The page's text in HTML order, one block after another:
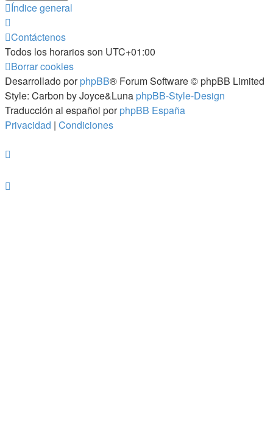
Índice general
Contáctenos
Todos los horarios son UTC+01:00
Borrar cookies
Desarrollado porphpBB® Forum Software © phpBB Limited
Style: Carbon by Joyce&Luna phpBB-Style-Design
Traducción al español porphpBB España
Privacidad | Condiciones